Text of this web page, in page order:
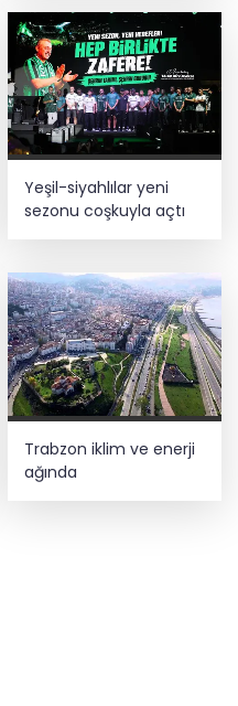
Yeşil-siyahlılar yeni
sezonu coşkuyla açtı
Trabzon iklim ve enerji
ağında